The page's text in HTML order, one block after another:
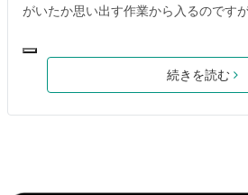
がいたか思い出す作業から入るのです
方々はどうしていたのか、これがここ
とです。そして今日、成人の記念にオ
作りました。(^^)やはりオーダーメイ
続きを読む